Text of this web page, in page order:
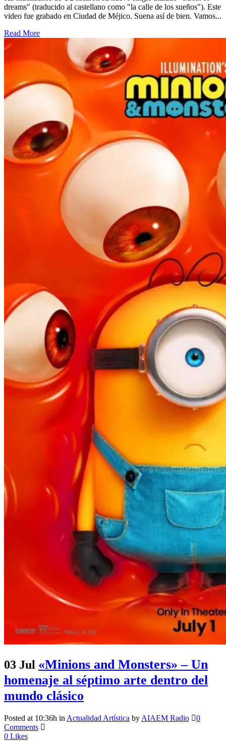
dreams" (traducido al castellano como "la calle de los sueños"). Este
video fue grabado en Ciudad de Méjico. Suena así de bien. Vamos...
Read More
03 Jul «Minions and Monsters» – Un
homenaje al séptimo arte dentro del
mundo clásico
Posted at 10:36h in Actualidad Artística by AIAEM Radio
0
Comments
0 Likes